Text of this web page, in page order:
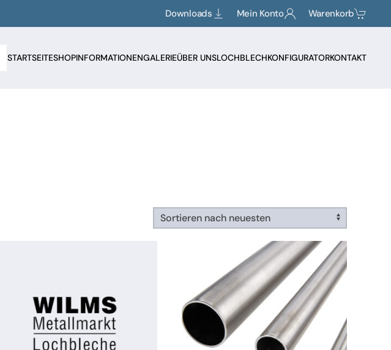
Downloads Mein Konto Warenkorb
STARTSEITESHOPINFORMATIONENGALERIEÜBER UNSLOCHBLECHKONFIGURATORKONTAKT